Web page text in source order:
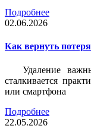
Подробнее
02.06.2026
Как вернуть
Удаление
сталкивается
или смартфона
Подробнее
22.05.2026